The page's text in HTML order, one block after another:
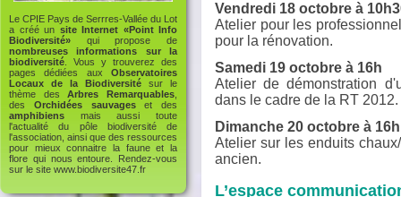
Le CPIE Pays de Serrres-Vallée du Lot
a créé un site Internet «Point Info
Biodiversité» qui propose de
nombreuses informations sur la
biodiversité . Vous y trouverez des
pages dédiées aux Observatoires
Locaux de la Biodiversité sur le
thème desArbres Remarquables
des Orchidées sauvageset des
amphibiens mais aussi toute
l'actualité du pôle biodiversité de
l'association, ainsi que des ressources
pour mieux connaitre la faune et la
flore qui nous entoure. Rendez-vous
sur le site www.biodiversite47.fr
Vendredi 18 octobre à
Atelier pour les
pour la rénovation.
Samedi 19 octobre à 16h
Atelier de démonstration
dans le cadre de la RT 2012.
Dimanche 20 octobre à 16h
Atelier sur les enduits
ancien.
L’espace